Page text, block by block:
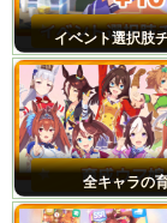
イベント選択肢
全キャラの